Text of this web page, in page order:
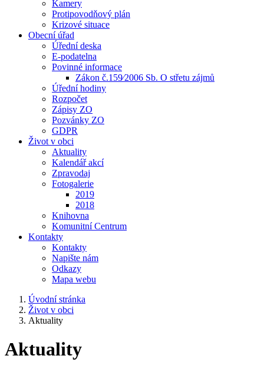
Kamery
Protipovodňový plán
Krizové situace
Obecní úřad
Úřední deska
E-podatelna
Povinné informace
Zákon č.159⁄2006 Sb. O střetu zájmů
Úřední hodiny
Rozpočet
Zápisy ZO
Pozvánky ZO
GDPR
Život v obci
Aktuality
Kalendář akcí
Zpravodaj
Fotogalerie
2019
2018
Knihovna
Komunitní Centrum
Kontakty
Kontakty
Napište nám
Odkazy
Mapa webu
Úvodní stránka
Život v obci
Aktuality
Aktuality